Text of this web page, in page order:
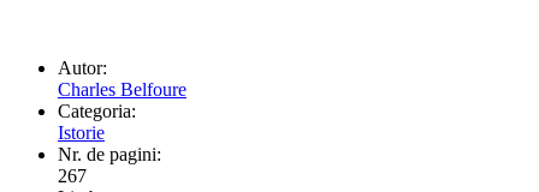
Autor:
Charles Belfoure
Categoria:
Istorie
Nr. de pagini:
267